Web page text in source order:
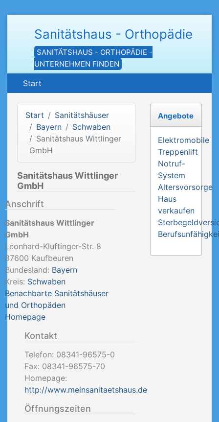
Sanitätshaus - Orthopädie
SANITÄTSHAUS - ORTHOPÄDIE -
UNTERNEHMEN FINDEN
Start
Start
Sanitätshäuser
Bayern
Schwaben
Sanitätshaus Wittlinger
GmbH
Sanitätshaus Wittlinger
GmbH
Anschrift
Sanitätshaus Wittlinger
GmbH
Leonhard-Kluftinger-Str. 8
87600 Kaufbeuren
Bundesland: Bayern
Kreis: Schwaben
Benachbarte Sanitätshäuser
und Orthopäden
Homepage
Kontakt
Telefon: 08341-96575-0
Fax: 08341-96575-70
Homepage:
http://www.meinsanitaetshaus.de
Öffnungszeiten
Angebote
Elektromobile
Treppenlift
Notruf-
System
Altersvorsorge
Haus
verkaufen